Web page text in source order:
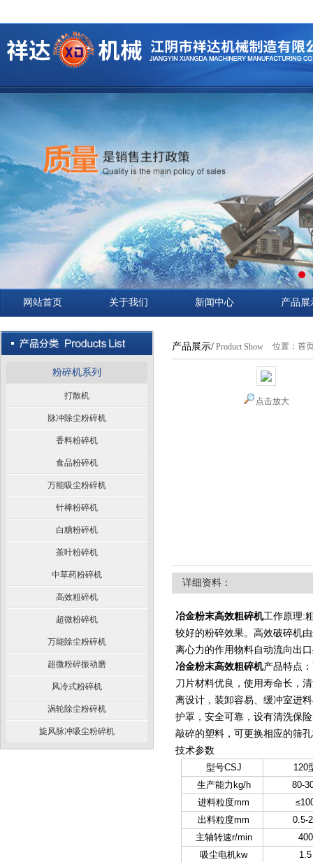
网站首页 关于我们 新闻中心 产品展
粉碎机系列
打散机
脉冲除尘粉碎机
香料粉碎机
食品粉碎机
万能吸尘粉碎机
针棒粉碎机
白糖粉碎机
茶叶粉碎机
中草药粉碎机
高效粗碎机
超微粉碎机
万能除尘粉碎机
超微粉碎振动磨
风冷式粉碎机
涡轮除尘粉碎机
旋风脉冲吸尘粉碎机
产品展示/ Product Show 位置： 首
点击放大
详细资料：
冶金粉末高效粗碎机工作原理:
较好的粉碎效果。高效破碎机
离心力的作用物料自动流向出
冶金粉末高效粗碎机产品特点
刀片材料优良，使用寿命长，
离设计，装卸容易、缓冲室进
护罩，安全可靠，设有清洗保
敲碎的塑料，可更换相应的筛
技术参数
型号CSJ
120
生产能力kg/h
80-
进料粒度mm
出料粒度mm
0.5-
主轴转速r/min
400
吸尘电机kw
1.5